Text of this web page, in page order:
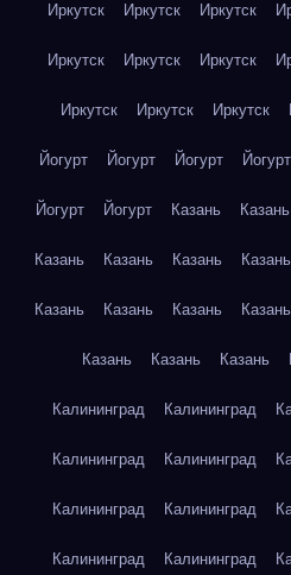
Иркутск Иркутск Иркутск
Иркутск Иркутск Иркутск
Иркутск Иркутск Иркутск
Йогурт Йогурт Йогурт Йогурт
Йогурт Йогурт Казань Казань
Казань Казань Казань Казань
Казань Казань Казань Казань
Казань Казань Казань
Калининград Калининград
Калининград Калининград
Калининград Калининград
Калининград Калининград